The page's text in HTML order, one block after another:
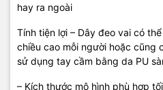
hay ra ngoài
Tính tiện lợi – Dây đeo vai có
chiều cao mỗi người hoặc cũng
sử dụng tay cầm bằng da PU
– Kích thước mô hình phù hợp